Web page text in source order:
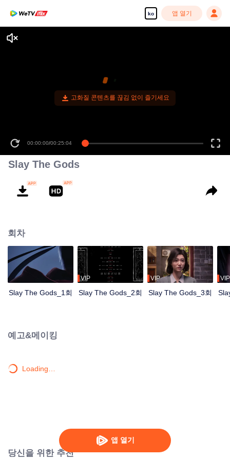
ko 앱 열기
앱 열기
고화질 콘텐츠를 끊김 없이 즐기세요
00:00:00/00:25:04
Slay The Gods
회차
Slay The Gods_1회
VIP
Slay The Gods_2회
VIP
Slay The Gods_3회
VIP
예고&메이킹
Loading…
당신을 위한 추천